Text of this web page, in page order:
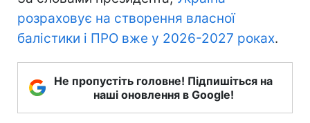
розраховує на створення власної
балістики і ПРО вже у 2026-2027 роках.
Не пропустіть головне! Підпишіться на
наші оновлення в Google!